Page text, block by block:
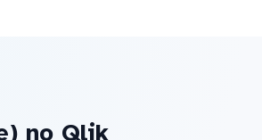
no Qlik